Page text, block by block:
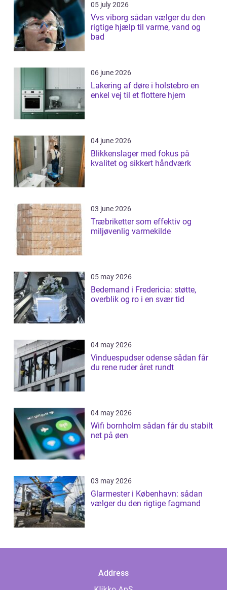
05 july 2026
Vvs viborg sådan vælger du den
rigtige hjælp til varme, vand og
bad
06 june 2026
Lakering af døre i holstebro en
enkel vej til et flottere hjem
04 june 2026
Blikkenslager med fokus på
kvalitet og sikkert håndværk
03 june 2026
Træbriketter som effektiv og
miljøvenlig varmekilde
05 may 2026
Bedemand i Fredericia: støtte,
overblik og ro i en svær tid
04 may 2026
Vinduespudser odense sådan får
du rene ruder året rundt
04 may 2026
Wifi bornholm sådan får du stabilt
net på øen
03 may 2026
Glarmester i København: sådan
vælger du den rigtige fagmand
Address